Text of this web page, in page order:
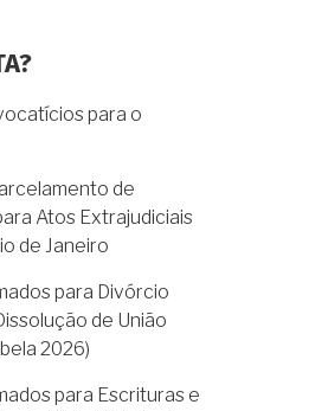
para o
de
Atos Extrajudiciais
de Janeiro
para Divórcio
de União
2026)
para Escrituras e